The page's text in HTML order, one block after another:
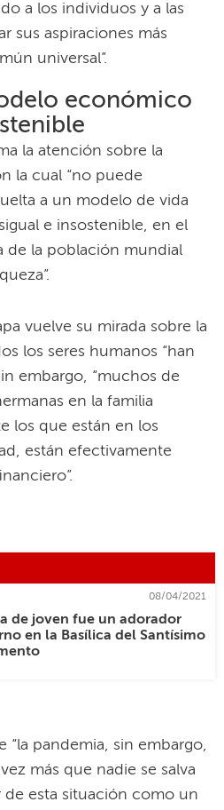
a los individuos y a las
sus aspiraciones más
universal”.
económico
la atención sobre la
la cual “no puede
a un modelo de vida
e insostenible, en el
de la población mundial
vuelve su mirada sobre la
los seres humanos “han
embargo, “muchos de
en la familia
los que están en los
están efectivamente
08/04/2021
de joven fue un adorador
en la Basílica del Santísimo
“la pandemia, sin embargo,
más que nadie se salva
de esta situación como un